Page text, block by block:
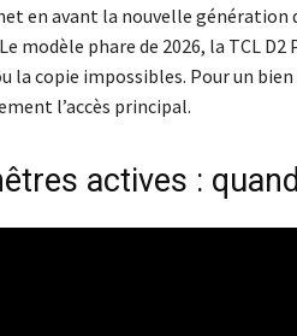
en avant la nouvelle génération
modèle phare de 2026, la TCL
la copie impossibles. Pour un
l’accès principal.
actives :